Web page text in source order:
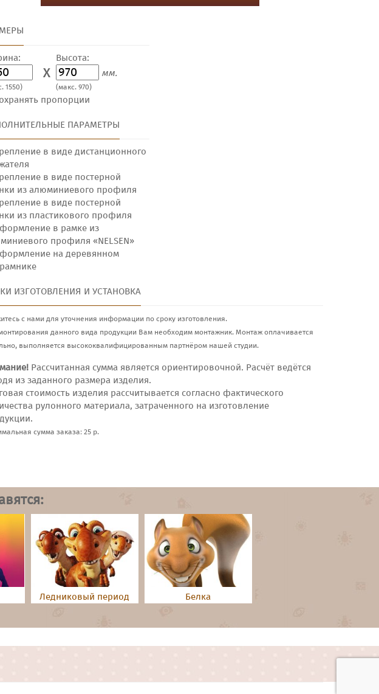
X
1550)
Высота:
мм.
(макс. 970)
пропорции
ПАРАМЕТРЫ
в виде дистанционного
в виде постерной
из алюминиевого профиля
в виде постерной
из пластикового профиля
в рамке из
профиля «NELSEN»
на деревянном
ИЗГОТОВЛЕНИЯ И УСТАНОВКА
с нами для уточнения информации по сроку изготовления.
данного вида продукции Вам необходим монтажник. Монтаж оплачивается
выполняется высококвалифицированным партнёром нашей студии.
Рассчитанная сумма является ориентировочной. Расчёт ведётся
из заданного размера изделия.
стоимость изделия рассчитывается согласно фактического
рулонного материала, затраченного на изготовление
сумма заказа: 25 р.
Ледниковый период Белка